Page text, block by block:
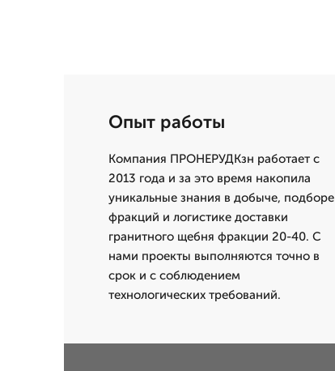
Опыт работы
Компания ПРОНЕРУДКзн работает с
2013 года и за это время накопила
уникальные знания в добыче, подборе
фракций и логистике доставки
гранитного щебня фракции 20-40. С
нами проекты выполняются точно в
срок и с соблюдением
технологических требований.